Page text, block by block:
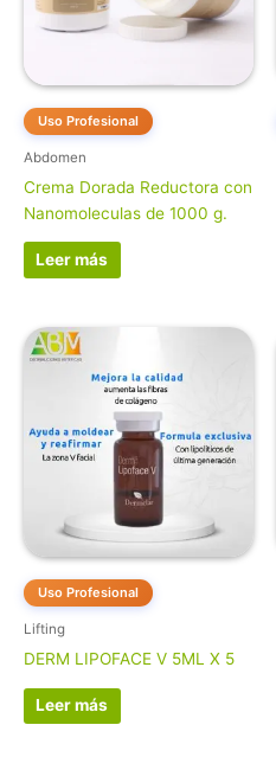
Uso Profesional
Abdomen
Crema Dorada Reductora con
Nanomoleculas de 1000 g.
Leer más
Uso Profesional
Lifting
DERM LIPOFACE V 5ML X 5
Leer más